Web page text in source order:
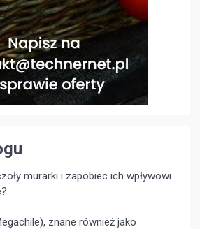
murarki i zapobiec ich wpływowi
znane również jako